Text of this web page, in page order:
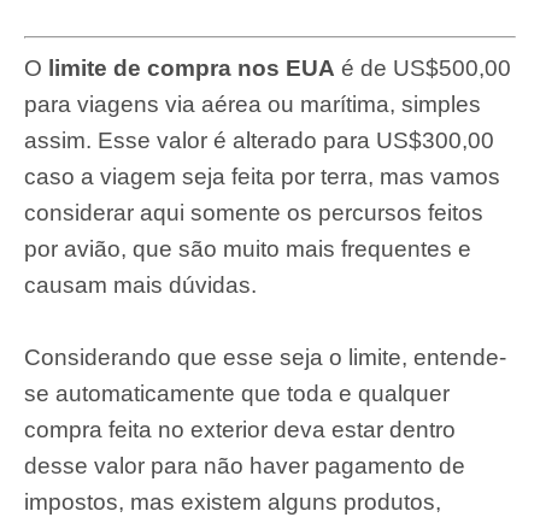
O limite de compra nos EUA é de US$500,00
para viagens via aérea ou marítima, simples
assim. Esse valor é alterado para US$300,00
caso a viagem seja feita por terra, mas vamos
considerar aqui somente os percursos feitos
por avião, que são muito mais frequentes e
causam mais dúvidas.
Considerando que esse seja o limite, entende-
se automaticamente que toda e qualquer
compra feita no exterior deva estar dentro
desse valor para não haver pagamento de
impostos, mas existem alguns produtos,